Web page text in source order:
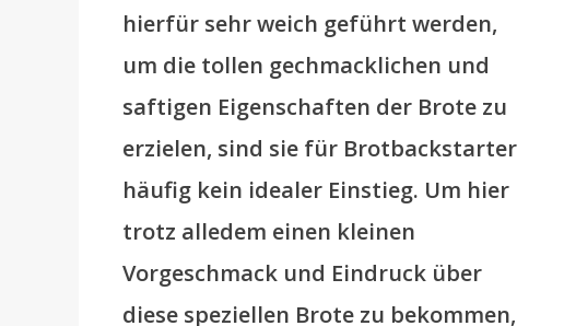
hierfür sehr weich geführt werden,
um die tollen gechmacklichen und
saftigen Eigenschaften der Brote zu
erzielen, sind sie für Brotbackstarter
häufig kein idealer Einstieg. Um hier
trotz alledem einen kleinen
Vorgeschmack und Eindruck über
diese speziellen Brote zu bekommen,